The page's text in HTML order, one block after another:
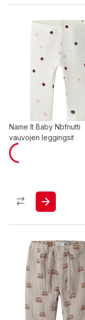
Name It Baby Nbfnutti
vauvojen leggingsit